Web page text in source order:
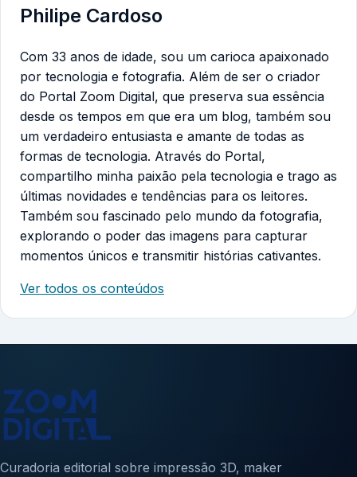
Philipe Cardoso
Com 33 anos de idade, sou um carioca apaixonado
por tecnologia e fotografia. Além de ser o criador
do Portal Zoom Digital, que preserva sua essência
desde os tempos em que era um blog, também sou
um verdadeiro entusiasta e amante de todas as
formas de tecnologia. Através do Portal,
compartilho minha paixão pela tecnologia e trago as
últimas novidades e tendências para os leitores.
Também sou fascinado pelo mundo da fotografia,
explorando o poder das imagens para capturar
momentos únicos e transmitir histórias cativantes.
Ver todos os conteúdos
Curadoria editorial sobre impressão 3D, maker